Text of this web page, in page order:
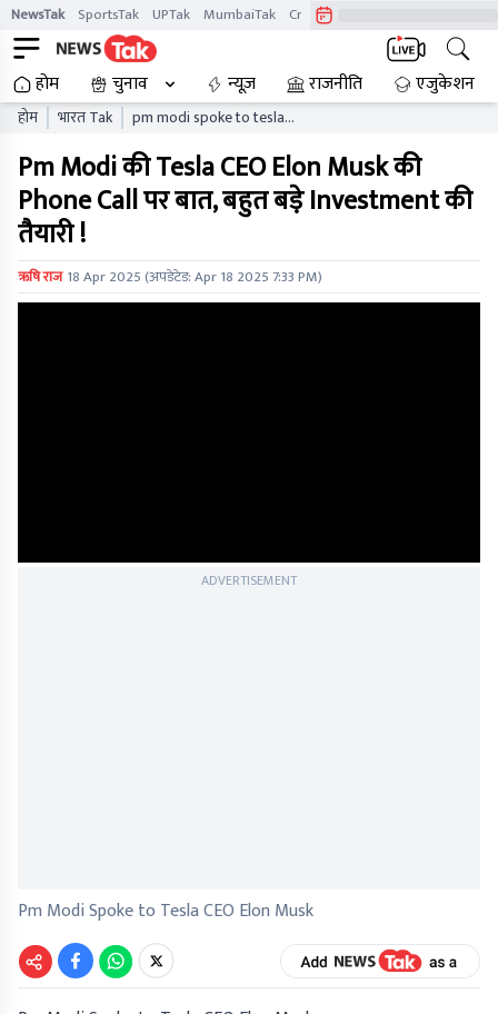
NewsTak SportsTak UPTak MumbaiTak CrimeTak
होम चुनाव न्यूज़ राजनीति एजुकेशन
होम भारत Tak
pm modi spoke to tesla
call
Pm Modi की Tesla CEO Elon Musk की
Phone Call पर बात, बहुत बड़े Investment की
तैयारी !
ऋषि राज 18 Apr 2025(अपडेटेड:Apr 18 2025 7:33 PM)
ADVERTISEMENT
Pm Modi Spoke to Tesla CEO Elon Musk